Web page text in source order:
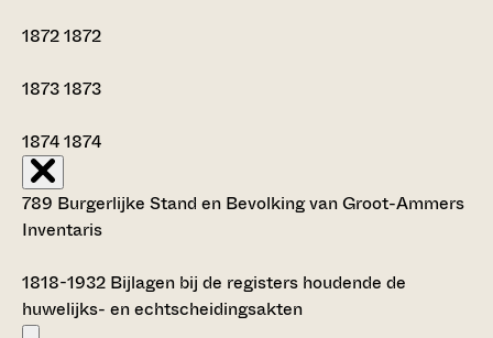
18721872
18731873
18741874
789 Burgerlijke Stand en Bevolking van Groot-Ammers
Inventaris
1818-1932 Bijlagen bij de registers houdende de
huwelijks- en echtscheidingsakten